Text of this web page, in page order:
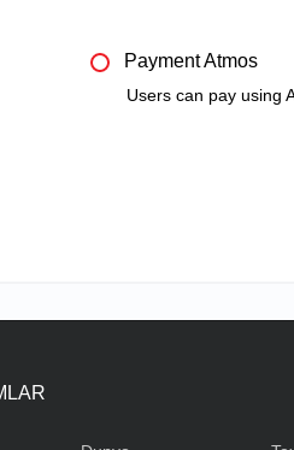
Payment Atmos
Users can pay using